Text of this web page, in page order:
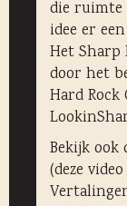
die ruimte
idee er
Het Sharp
door het
Hard
Bekijk ook
(deze